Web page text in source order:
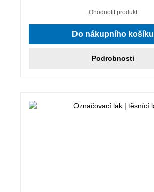
Ohodnotit produkt
Do nákupního košíku
Podrobnosti